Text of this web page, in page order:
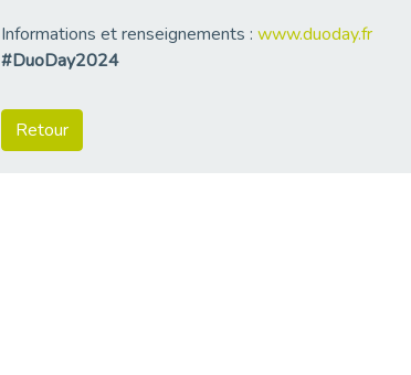
Informations et renseignements : www.duoday.fr
#DuoDay2024
Retour